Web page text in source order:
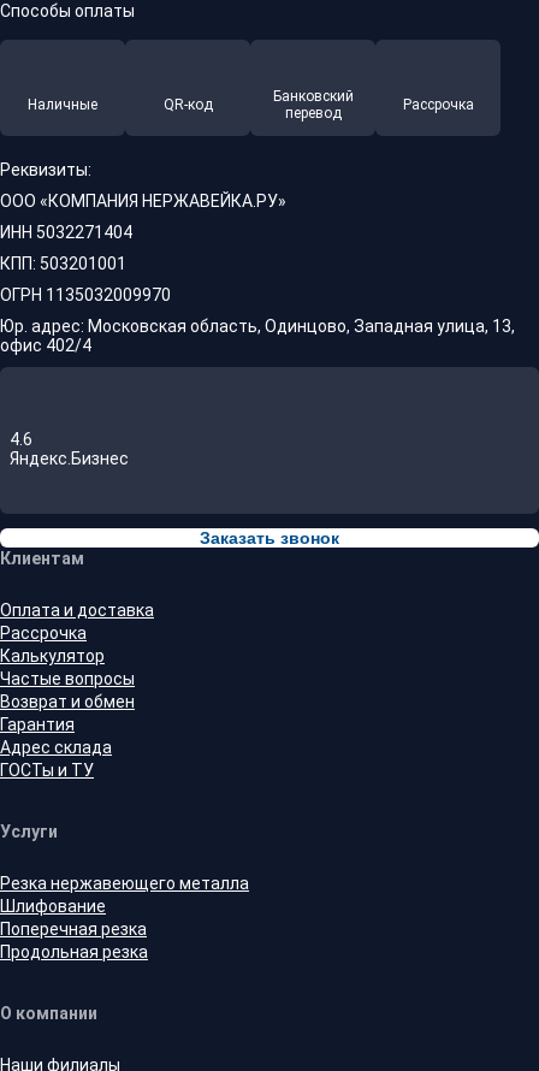
Способы оплаты
Наличные QR-код
Банковский
перевод
Рассрочка
Реквизиты:
ООО «КОМПАНИЯ НЕРЖАВЕЙКА.РУ»
ИНН 5032271404
КПП: 503201001
ОГРН 1135032009970
Юр. адрес: Московская область, Одинцово, Западная улица, 13,
офис 402/4
4.6
Яндекс.Бизнес
Заказать звонок
Клиентам
Оплата и доставка
Рассрочка
Калькулятор
Частые вопросы
Возврат и обмен
Гарантия
Адрес склада
ГОСТы и ТУ
Услуги
Резка нержавеющего металла
Шлифование
Поперечная резка
Продольная резка
О компании
Наши филиалы